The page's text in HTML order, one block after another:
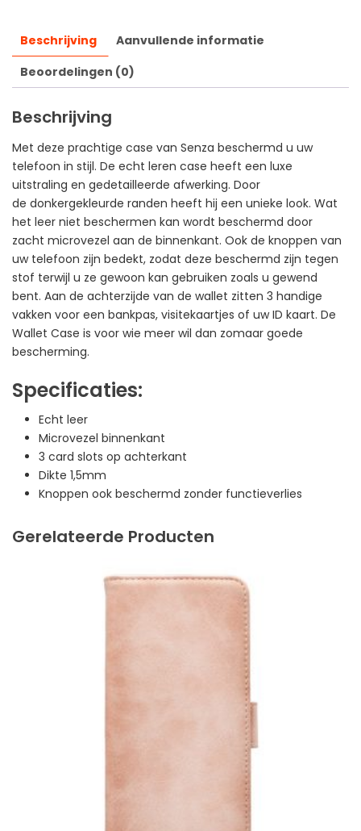
Beschrijving
Aanvullende informatie
Beoordelingen (0)
Beschrijving
Met deze prachtige case van Senza beschermd u uw
telefoon in stijl. De echt leren case heeft een luxe
uitstraling en gedetailleerde afwerking. Door
de donkergekleurde randen heeft hij een unieke look. Wat
het leer niet beschermen kan wordt beschermd door
zacht microvezel aan de binnenkant. Ook de knoppen van
uw telefoon zijn bedekt, zodat deze beschermd zijn tegen
stof terwijl u ze gewoon kan gebruiken zoals u gewend
bent. Aan de achterzijde van de wallet zitten 3 handige
vakken voor een bankpas, visitekaartjes of uw ID kaart. De
Wallet Case is voor wie meer wil dan zomaar goede
bescherming.
Specificaties:
Echt leer
Microvezel binnenkant
3 card slots op achterkant
Dikte 1,5mm
Knoppen ook beschermd zonder functieverlies
Gerelateerde Producten